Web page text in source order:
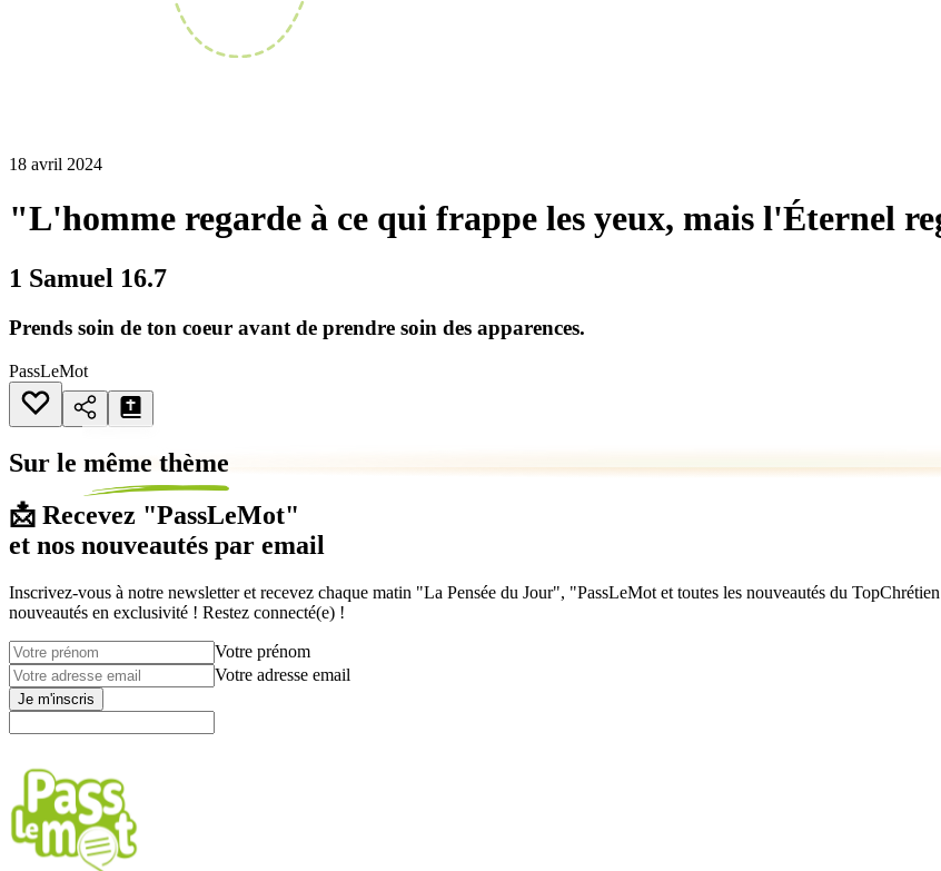
18 avril 2024
"L'homme regarde à ce qui frappe les yeux, mais l'Éternel
1 Samuel 16.7
Prends soin de ton coeur avant de prendre soin des apparences.
PassLeMot
Sur le même thème
📩 Recevez "PassLeMot"
et nos nouveautés par email
Inscrivez-vous à notre newsletter et recevez chaque matin "La Pensée du Jour", "PassLeMot et toutes les nouveautés du
nouveautés en exclusivité ! Restez connecté(e) !
Votre prénom
Votre adresse email
Je m'inscris